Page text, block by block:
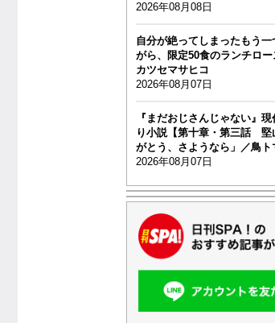
2026年08月08日
自分が絶ってしまったもう
がら、限定50食のランチロ
カツセマサヒコ
2026年08月07日
『まだおじさんじゃない』
り小説【第十章・第三話 堅
がとう、さようなら」／鳥ト
2026年08月07日